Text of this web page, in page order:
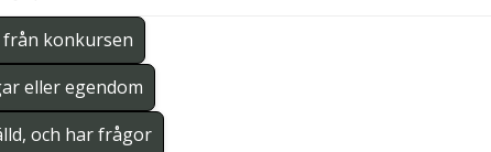
konkursen
eller egendom
och har frågor